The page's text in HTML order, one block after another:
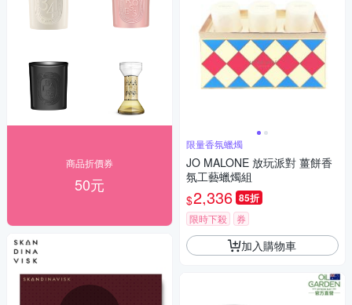
商品折價券
50元
限量香氛蠟燭
JO MALONE 放玩派對 薑餅香
氛工藝蠟燭組
$2,336 85折
限時下殺 券
加入購物車